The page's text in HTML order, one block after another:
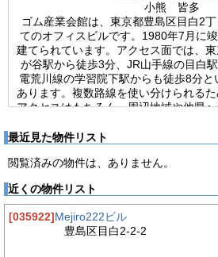
小熊 皆多
ゴム産業会館は、東京都豊島区目白2
てのオフィスビルです。1980年7月に
建てられています。アクセス面では、
が谷駅から徒歩3分、JR山手線の目白
電荒川線の学習院下駅からも徒歩8分
あります。複数路線を使い分けられる
アクセスはもちろん、周辺地域や他県
利です。設備面では、エレベーターが1
しており、利用人数や時間帯、季節に応
様で、防音性と快適性に配慮されてお
ています。通信環境も整備されており
ため、高速かつ安定したインターネット
より、データ通信量の多い業務やオン
最近見た物件リスト
閲覧済みの物件は、ありません。
近くの物件リスト
[035922]Mejiro222ビル
豊島区目白2-2-2